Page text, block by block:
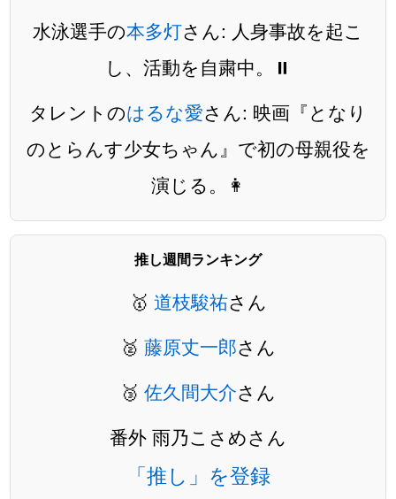
水泳選手の本多灯さん: 人身事故を起こ
し、活動を自粛中。⏸️
タレントのはるな愛さん: 映画『となり
のとらんす少女ちゃん』で初の母親役を
演じる。👩
推し週間ランキング
🥇 道枝駿祐さん
🥈 藤原丈一郎さん
🥉 佐久間大介さん
番外 雨乃こさめさん
「推し」を登録